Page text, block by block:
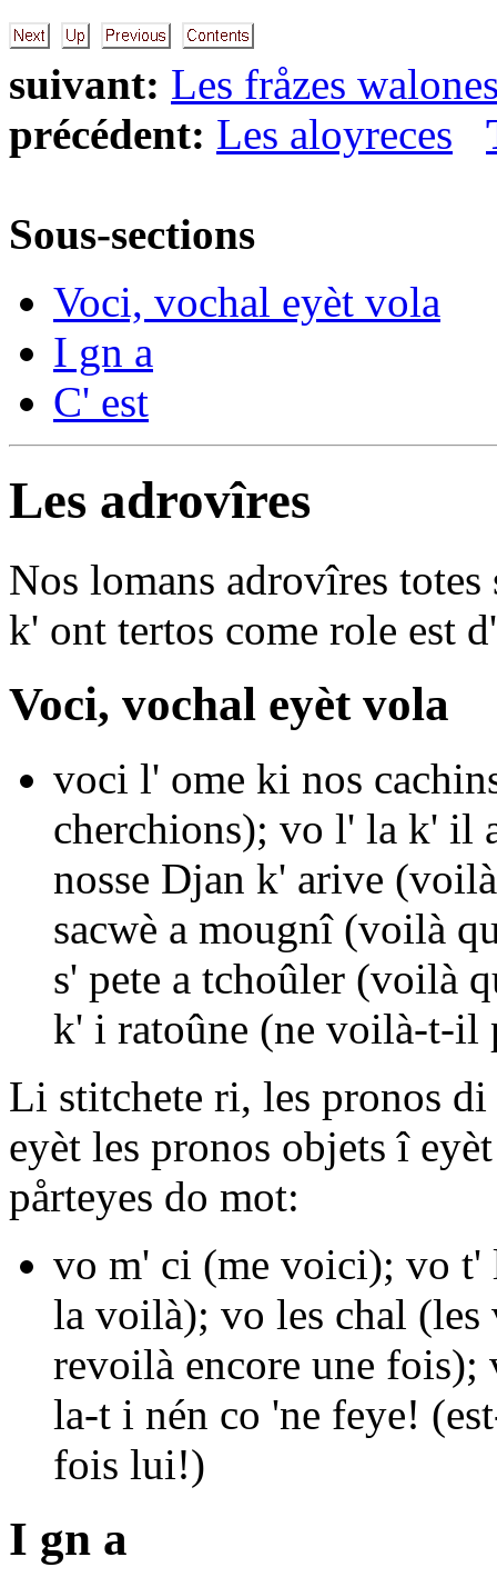
suivant: Les fråzes
précédent: Les aloyreces
Sous-sections
Voci, vochal eyèt vola
I gn a
C' est
Les adrovîres
Nos lomans adrovîres totes
k' ont tertos come role est
Voci, vochal eyèt vola
voci l' ome ki nos
cherchions); vo l' la k' il
nosse Djan k' arive
sacwè a mougnî(voilà
s' pete a tchoûler (voilà
k' i ratoûne (ne voilà-t-il
Li stitchete ri, les pronos
eyèt les pronos objetsî
pårteyes do mot:
vo m' ci (me voici); vo t'
la voilà); vo les chal
revoilà encore une fois);
la-t i nén co 'ne feye!
fois lui!)
I gn a